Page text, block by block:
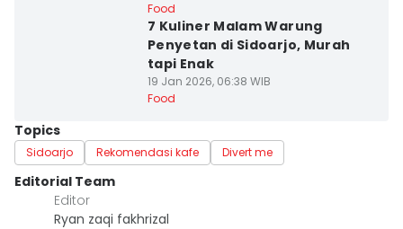
Food
7 Kuliner Malam Warung
Penyetan di Sidoarjo, Murah
tapi Enak
19 Jan 2026, 06:38 WIB
Food
Topics
Sidoarjo Rekomendasi kafe Divert me
Editorial Team
Editor
Ryan zaqi fakhrizal